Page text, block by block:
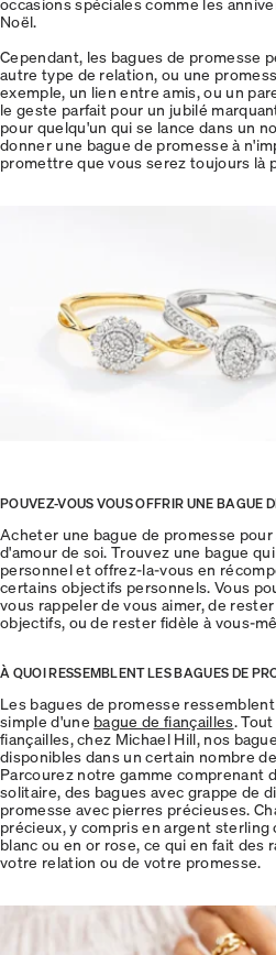
Noël.
Cependant, les bagues de promesse
autre type de relation, ou une
exemple, un lien entre amis, ou un
le geste parfait pour un jubilé
pour quelqu'un qui se lance dans un
donner une bague de promesse à
promettre que vous serez toujours là
POUVEZ-VOUS VOUS OFFRIR UNE BAGUE
Acheter une bague de promesse
d'amour de soi. Trouvez une bague
personnel et offrez-la-vous en
certains objectifs personnels. Vous
vous rappeler de vous aimer, de
objectifs, ou de rester fidèle à vous-
À QUOI RESSEMBLENT LES BAGUES DE
Les bagues de promesse
simple d'une bague de fiançailles.
fiançailles, chez Michael Hill, nos
disponibles dans un certain nombre
Parcourez notre gamme comprenant
solitaire, des bagues avec grappe de
promesse avec pierres précieuses.
précieux, y compris en argent sterling
blanc ou en or rose, ce qui en fait des
votre relation ou de votre promesse.